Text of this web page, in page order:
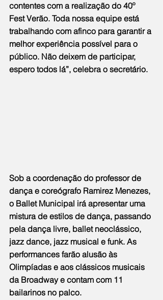
contentes com a realização do 40º
Fest Verão. Toda nossa equipe está
trabalhando com afinco para garantir a
melhor experiência possível para o
público. Não deixem de participar,
espero todos lá”, celebra o secretário.
Sob a coordenação do professor de
dança e coreógrafo Ramirez Menezes,
o Ballet Municipal irá apresentar uma
mistura de estilos de dança, passando
pela dança livre, ballet neoclássico,
jazz dance, jazz musical e funk. As
performances farão alusão às
Olimpíadas e aos clássicos musicais
da Broadway e contam com 11
bailarinos no palco.